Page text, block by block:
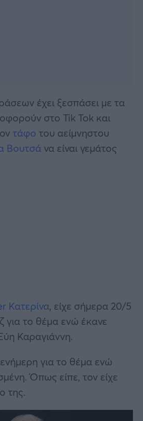
έχει ξεσπάσει με τα
στο Tik Tok και
τάφο του αείμνηστου
Βουτσά να είναι γεμάτος
Κατερίνα, είχε σήμερα 20/5
για το θέμα ενώ έκανε
Καραγιάννη.
για το θέμα ενώ
Όπως είπε, τον είχε
της.